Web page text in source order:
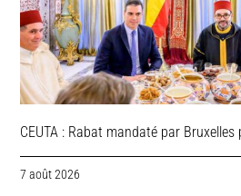
CEUTA : Rabat mandaté par
7 août 2026